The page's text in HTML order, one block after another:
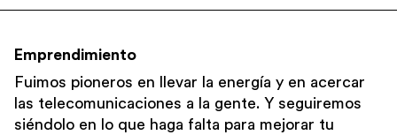
Emprendimiento
Fuimos pioneros en llevar la energía y en acercar
las telecomunicaciones a la gente. Y seguiremos
siéndolo en lo que haga falta para mejorar tu